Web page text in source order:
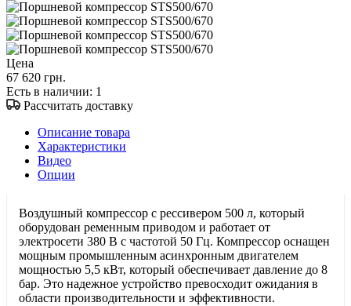
Цена
67 620 грн.
Есть в наличии: 1
Рассчитать доставку
Описание товара
Характеристики
Видео
Опции
Воздушный компрессор с рессивером 500 л, который
оборудован ременным приводом и работает от
электросети 380 В с частотой 50 Гц. Компрессор оснащен
мощным промышленным асинхронным двигателем
мощностью 5,5 кВт, который обеспечивает давление до 8
бар. Это надежное устройство превосходит ожидания в
области производительности и эффективности.